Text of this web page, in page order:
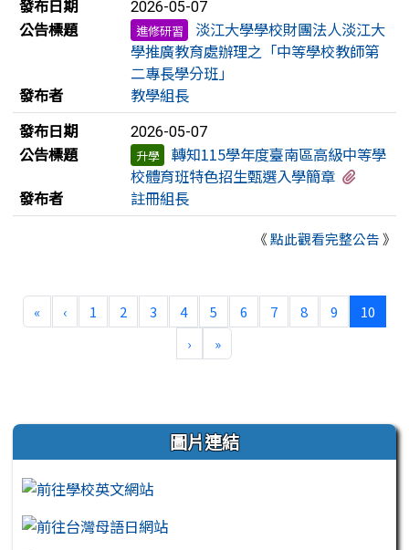
發布日期 2026-05-07
公告標題 進修研習
淡江大學學校財團法人淡江大
學推廣教育處辦理之「中等學校教師第
二專長學分班」
發布者
教學組長
發布日期
2026-05-07
公告標題 升學
轉知115學年度臺南區高級中等學
校體育班特色招生甄選入學簡章
發布者
註冊組長
《點此觀看完整公告》
«第一頁
‹上一頁
1 2 3 4 5 6 7 8 9 10
›下一頁
»最後頁
左邊區域內容 圖片連結